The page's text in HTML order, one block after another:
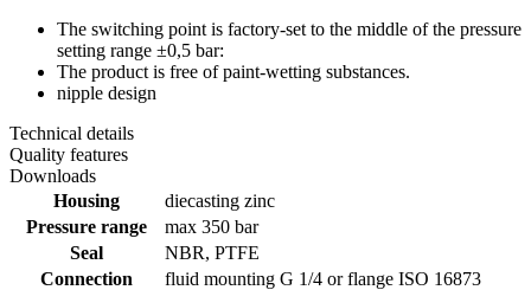
The switching point is factory-set to the middle of the pressure
setting range ±0,5 bar:
The product is free of paint-wetting substances.
nipple design
Technical details
Quality features
Downloads
Housing
diecasting zinc
Pressure range
max 350 bar
Seal
NBR, PTFE
Connection
fluid mounting G 1/4 or flange ISO 16873